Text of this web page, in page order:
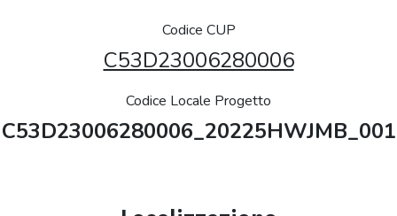
Codice CUP
C53D23006280006
Codice Locale Progetto
C53D23006280006_20225HWJMB_001